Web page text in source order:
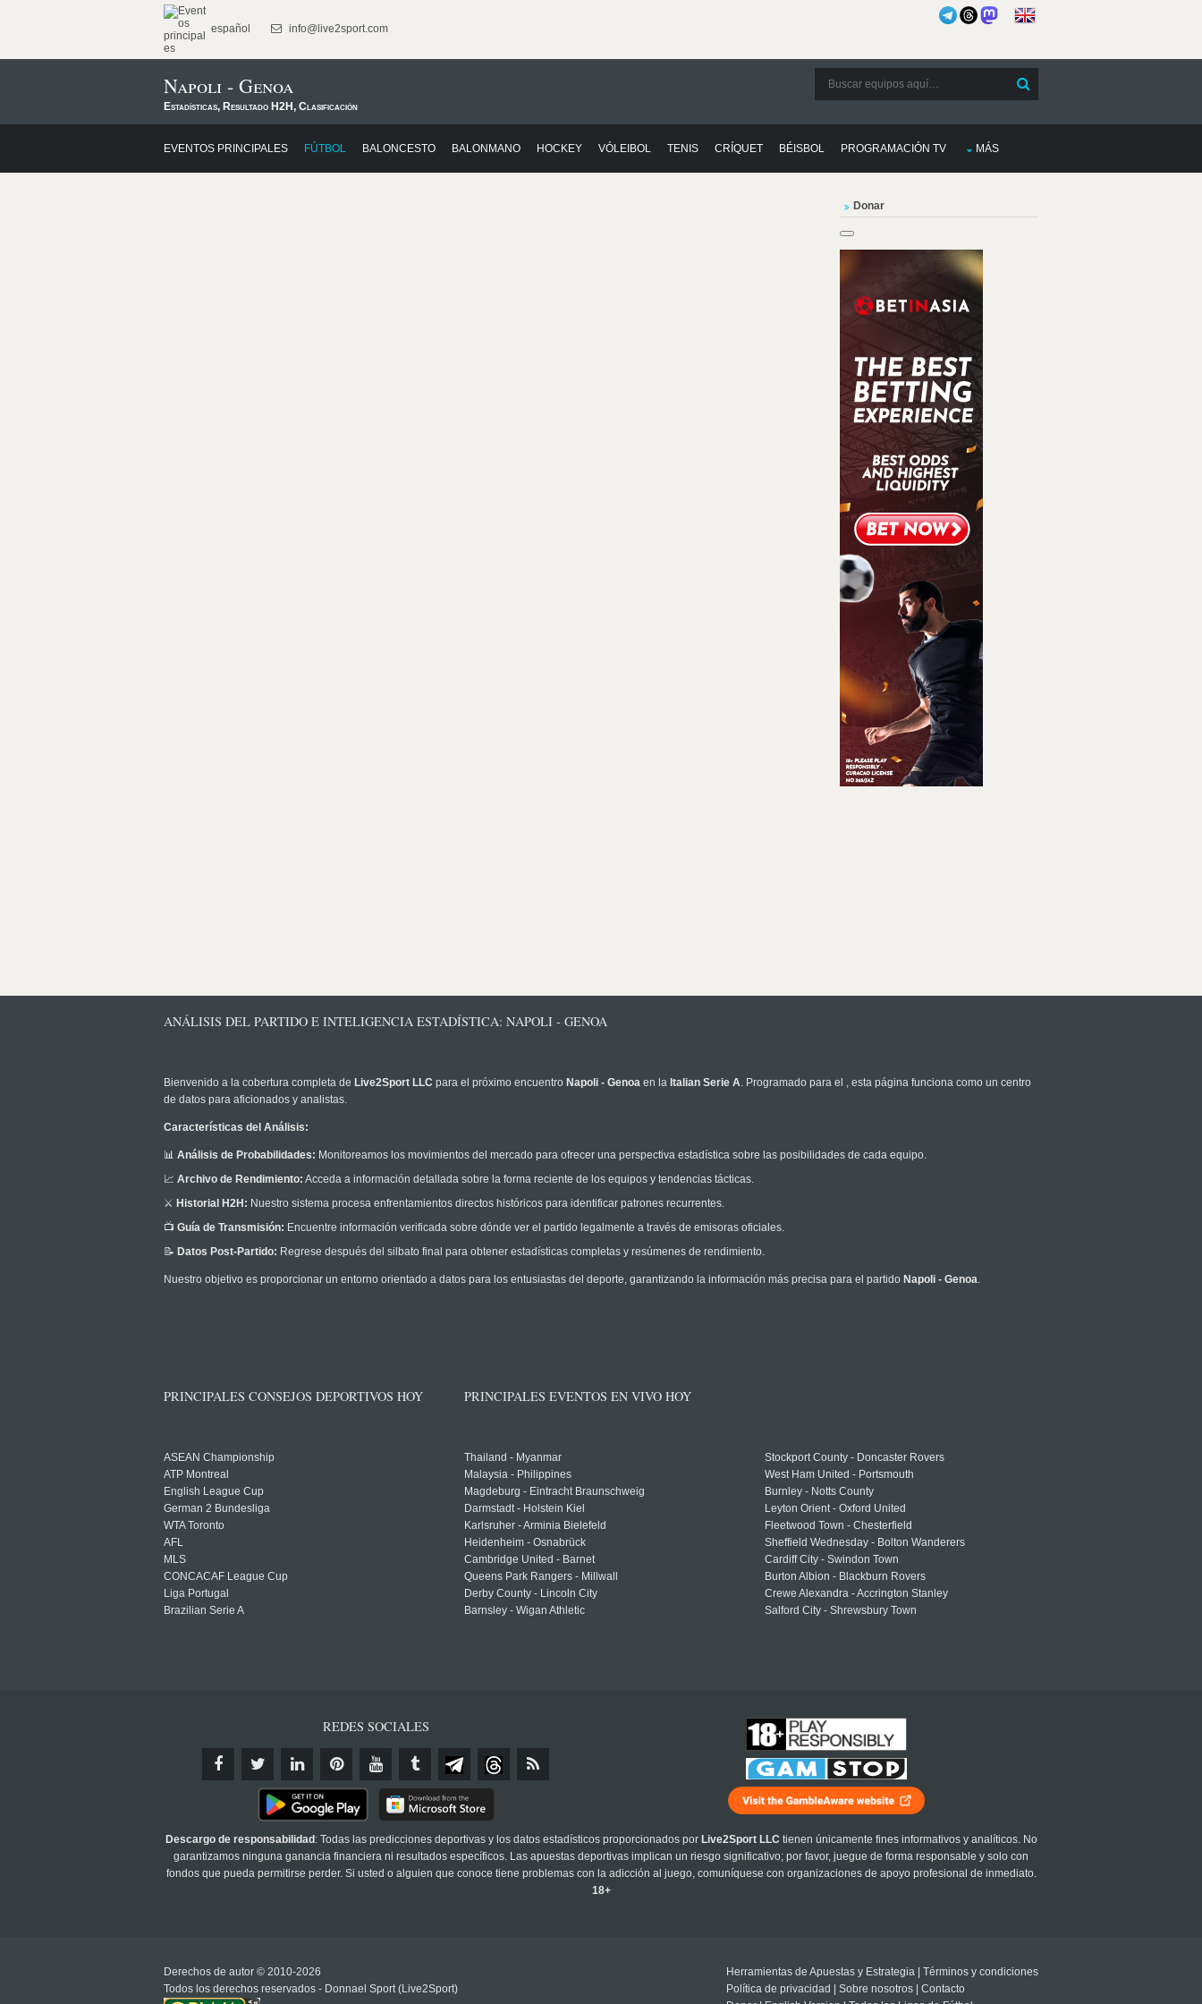
español info@live2sport.com
Napoli - Genoa
Estadísticas, Resultado H2H, Clasificación
EVENTOS PRINCIPALES FÚTBOL BALONCESTO BALONMANO HOCKEY VÓLEIBOL TENIS CRÍQUET BÉISBOL PROGRAMACIÓN TV MÁS
Donar
ANÁLISIS DEL PARTIDO E INTELIGENCIA ESTADÍSTICA: NAPOLI - GENOA
Bienvenido a la cobertura completa de Live2Sport LLC para el próximo encuentro Napoli - Genoa en la Italian Serie A. Programado para el , esta página funciona como un centro
de datos para aficionados y analistas.
Características del Análisis:
📊 Análisis de Probabilidades: Monitoreamos los movimientos del mercado para ofrecer una perspectiva estadística sobre las posibilidades de cada equipo.
📈 Archivo de Rendimiento: Acceda a información detallada sobre la forma reciente de los equipos y tendencias tácticas.
⚔️ Historial H2H: Nuestro sistema procesa enfrentamientos directos históricos para identificar patrones recurrentes.
📺 Guía de Transmisión: Encuentre información verificada sobre dónde ver el partido legalmente a través de emisoras oficiales.
📝 Datos Post-Partido: Regrese después del silbato final para obtener estadísticas completas y resúmenes de rendimiento.
Nuestro objetivo es proporcionar un entorno orientado a datos para los entusiastas del deporte, garantizando la información más precisa para el partido Napoli - Genoa.
PRINCIPALES CONSEJOS DEPORTIVOS HOY
ASEAN Championship
ATP Montreal
English League Cup
German 2 Bundesliga
WTA Toronto
AFL
MLS
CONCACAF League Cup
Liga Portugal
Brazilian Serie A
PRINCIPALES EVENTOS EN VIVO HOY
Thailand - Myanmar
Malaysia - Philippines
Magdeburg - Eintracht Braunschweig
Darmstadt - Holstein Kiel
Karlsruher - Arminia Bielefeld
Heidenheim - Osnabrück
Cambridge United - Barnet
Queens Park Rangers - Millwall
Derby County - Lincoln City
Barnsley - Wigan Athletic
Stockport County - Doncaster Rovers
West Ham United - Portsmouth
Burnley - Notts County
Leyton Orient - Oxford United
Fleetwood Town - Chesterfield
Sheffield Wednesday - Bolton Wanderers
Cardiff City - Swindon Town
Burton Albion - Blackburn Rovers
Crewe Alexandra - Accrington Stanley
Salford City - Shrewsbury Town
REDES SOCIALES
Descargo de responsabilidad : Todas las predicciones deportivas y los datos estadísticos proporcionados por Live2Sport LLC tienen únicamente fines informativos y analíticos. No
garantizamos ninguna ganancia financiera ni resultados específicos. Las apuestas deportivas implican un riesgo significativo; por favor, juegue de forma responsable y solo con
fondos que pueda permitirse perder. Si usted o alguien que conoce tiene problemas con la adicción al juego, comuníquese con organizaciones de apoyo profesional de inmediato.
18+
Derechos de autor © 2010-2026
Todos los derechos reservados - Donnael Sport (Live2Sport)
Herramientas de Apuestas y Estrategia
Términos y condiciones
Política de privacidad
Sobre nosotros
Contacto